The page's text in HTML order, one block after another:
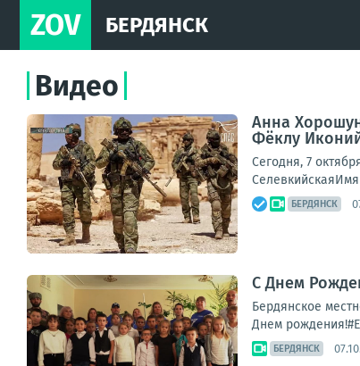
ZOV БЕРДЯНСК
Видео
Анна
Фёклу
Сегодня, 7
БЕРДЯНСК
С Днем
Бердянское
Днем
БЕРДЯНСК